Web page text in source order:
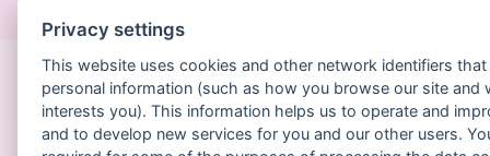
Privacy settings
This website uses cookies and other network identifiers
personal information (such as how you browse our site and
interests you). This information helps us to operate and
and to develop new services for you and our other users.